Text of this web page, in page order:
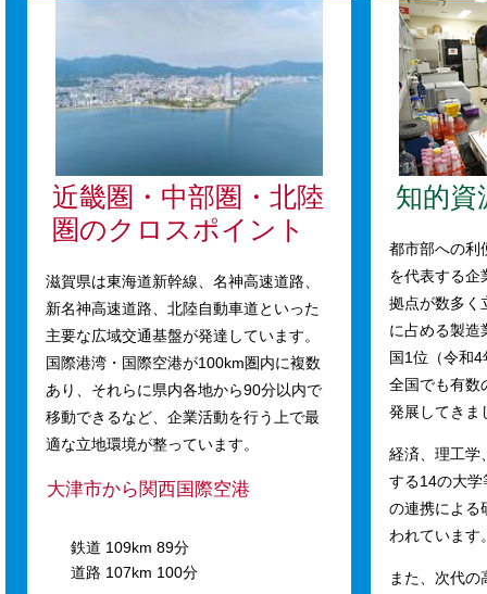
近畿圏・中部圏・北陸
圏のクロスポイント
滋賀県は東海道新幹線、名神高速道路、
新名神高速道路、北陸自動車道といった
主要な広域交通基盤が発達しています。
国際港湾・国際空港が100km圏内に複数
あり、それらに県内各地から90分以内で
移動できるなど、企業活動を行う上で最
適な立地環境が整っています。
大津市から関西国際空港
鉄道 109km 89分
道路 107km 100分
知的資
都市部への利
を代表する企
拠点が数多く
に占める製造
国1位（令和
全国でも有数
発展してきま
経済、理工学
する14の大
の連携による
われています
また、次代